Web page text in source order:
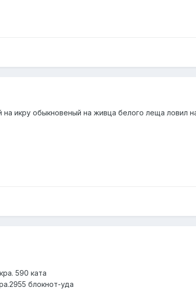
икру обыкновеный на живца белого леща ловил
590 ката
блокнот-уда